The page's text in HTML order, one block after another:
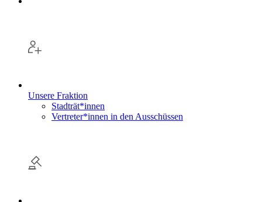
Unsere Fraktion
Stadträt*innen
Vertreter*innen in den Ausschüssen